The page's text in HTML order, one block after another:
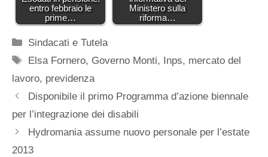
entro febbraio le
prime…
Ministero sulla
riforma…
Categorie
Sindacati e Tutela
Tag
Elsa Fornero, Governo Monti, Inps, mercato del
lavoro, previdenza
Disponibile il primo Programma d’azione biennale
per l’integrazione dei disabili
Hydromania assume nuovo personale per l’estate
2013